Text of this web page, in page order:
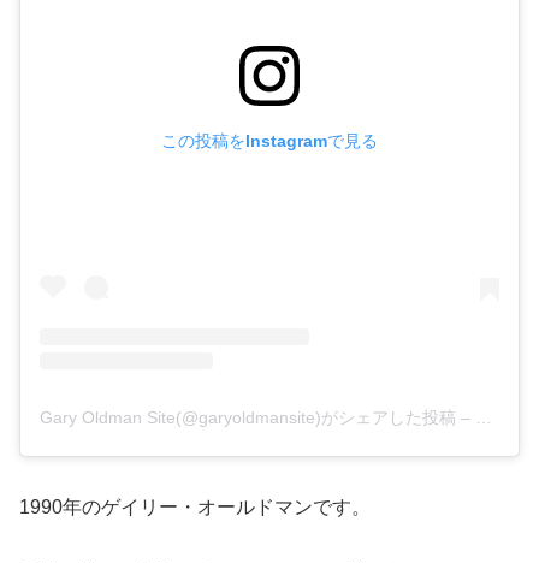
この投稿をInstagramで見る
Gary Oldman Site(@garyoldmansite)がシェアした投稿 – 2020年
1990年のゲイリー・オールドマンです。